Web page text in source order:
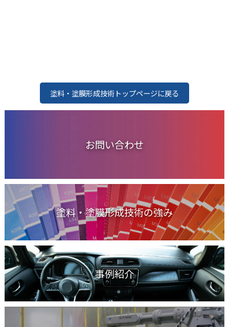
塗料・塗膜形成技術トップページに戻る
お問い合わせ
塗料・塗膜形成技術の強み
事例紹介